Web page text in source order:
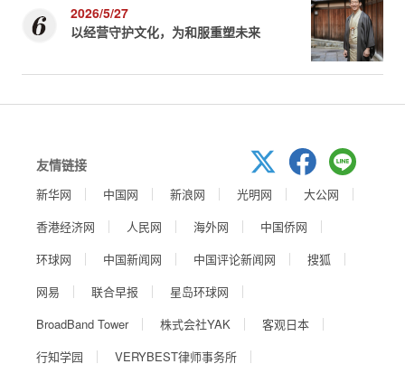
2026/5/27
以经营守护文化，为和服重塑未来
友情链接
新华网 中国网 新浪网 光明网
大公网
香港经济网
人民网 海外网
中国侨网
环球网
中国新闻网 中国评论新闻网
搜狐
网易
联合早报
星岛环球网
BroadBand Tower
株式会社YAK
客观日本
行知学园
VERYBEST律师事务所